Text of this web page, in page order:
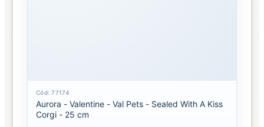
Cód: 77174
Aurora - Valentine - Val Pets - Sealed With A Kiss
Corgi - 25 cm